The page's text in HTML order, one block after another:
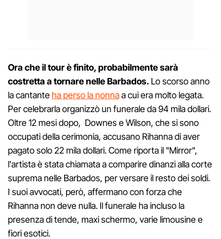
Ora che il tour è finito, probabilmente sarà
costretta a tornare nelle Barbados. Lo scorso anno
la cantante ha perso la nonnaa cui era molto legata.
Per celebrarla organizzò un funerale da 94 mila dollari.
Oltre 12 mesi dopo, Downes e Wilson, che si sono
occupati della cerimonia, accusano Rihanna di aver
pagato solo 22 mila dollari. Come riporta il "Mirror",
l'artista è stata chiamata a comparire dinanzi alla corte
suprema nelle Barbados, per versare il resto dei soldi.
I suoi avvocati, però, affermano con forza che
Rihanna non deve nulla. Il funerale ha incluso la
presenza di tende, maxi schermo, varie limousine e
fiori esotici.